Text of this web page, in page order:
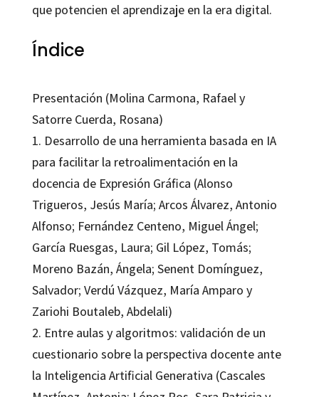
que potencien el aprendizaje en la era digital.
Índice
Presentación (Molina Carmona, Rafael y
Satorre Cuerda, Rosana)
1. Desarrollo de una herramienta basada en IA
para facilitar la retroalimentación en la
docencia de Expresión Gráfica (Alonso
Trigueros, Jesús María; Arcos Álvarez, Antonio
Alfonso; Fernández Centeno, Miguel Ángel;
García Ruesgas, Laura; Gil López, Tomás;
Moreno Bazán, Ángela; Senent Domínguez,
Salvador; Verdú Vázquez, María Amparo y
Zariohi Boutaleb, Abdelali)
2. Entre aulas y algoritmos: validación de un
cuestionario sobre la perspectiva docente ante
la Inteligencia Artificial Generativa (Cascales